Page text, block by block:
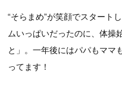
“そらまめ”が笑顔でスタート
ムいっぱいだったのに、体操
と」。一年後にはパパもママ
ってます！